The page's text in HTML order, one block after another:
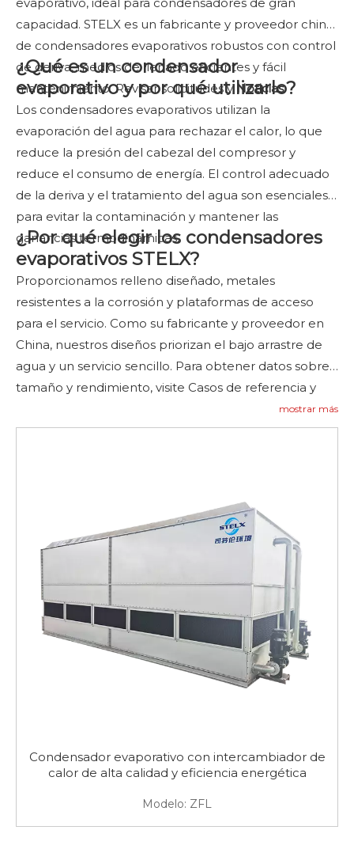
capacidad. STELX es un fabricante y proveedor chino
de condensadores evaporativos robustos con control
de deriva, medios de llenado eficientes y fácil
mantenimiento. Revisar solicitudes y Noticias.
¿Qué es un condensador
evaporativo y por qué utilizarlo?
Los condensadores evaporativos utilizan la
evaporación del agua para rechazar el calor, lo que
reduce la presión del cabezal del compresor y
reduce el consumo de energía. El control adecuado
de la deriva y el tratamiento del agua son esenciales
para evitar la contaminación y mantener las
ganancias termodinámicas.
¿Por qué elegir los condensadores
evaporativos STELX?
Proporcionamos relleno diseñado, metales
resistentes a la corrosión y plataformas de acceso
para el servicio. Como su fabricante y proveedor en
China, nuestros diseños priorizan el bajo arrastre de
agua y un servicio sencillo. Para obtener datos sobre
tamaño y rendimiento, visite Casos de referencia y
mostrar más
Condensador evaporativo con intercambiador de
calor de alta calidad y eficiencia energética
Modelo: ZFL